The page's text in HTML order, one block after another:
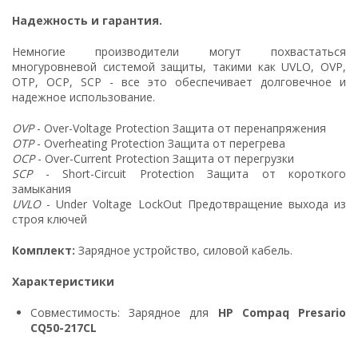
Надежность и гарантия.
Немногие производители могут похвастаться
многуровневой системой защиты, такими как UVLO, OVP,
OTP, OCP, SCP - все это обеспечивает долговечное и
надежное использование.
OVP- Over-Voltage Protection Защита от перенапряжения
OTP- Overheating Protection Защита от перегрева
OCP- Over-Current Protection Защита от перегрузки
SCP- Short-Circuit Protection Защита от короткого
замыкания
UVLO- Under Voltage LockOut Предотвращение выхода из
строя ключей
Комплект: Зарядное устройство, силовой кабель.
Характеристики
Совместимость: Зарядное для HP Compaq Presario
CQ50-217CL